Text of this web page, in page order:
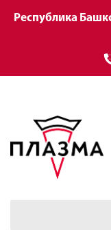
Республика